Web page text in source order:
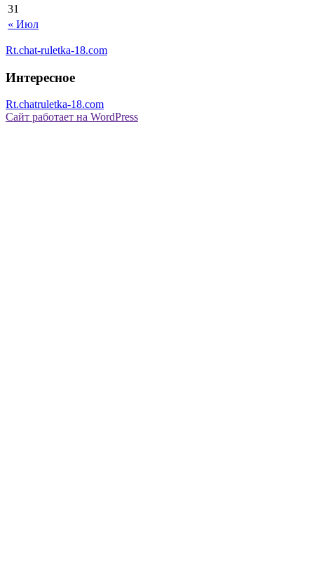
« Июл
31
Rt.chat-ruletka-18.com
Интересное
Rt.chatruletka-18.com
Сайт работает на WordPress